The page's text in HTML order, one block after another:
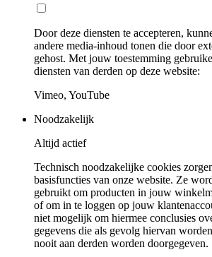
Door deze diensten te accepteren,
andere media-inhoud tonen die door
gehost. Met jouw toestemming
diensten van derden op deze website:
Vimeo, YouTube
Noodzakelijk
Altijd actief
Technisch noodzakelijke cookies
basisfuncties van onze website. Ze
gebruikt om producten in jouw
of om in te loggen op jouw
niet mogelijk om hiermee conclusies
gegevens die als gevolg hiervan
nooit aan derden worden doorgegeven.